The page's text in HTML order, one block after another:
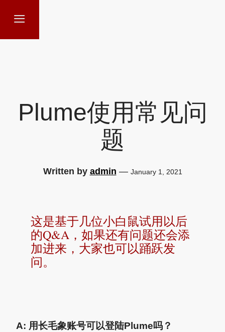
Plume使用常见问
题
Written by admin — January 1, 2021
这是基于几位小白鼠试用以后
的Q&A，如果还有问题还会添
加进来，大家也可以踊跃发
问。
A: 用长毛象账号可以登陆Plume吗？